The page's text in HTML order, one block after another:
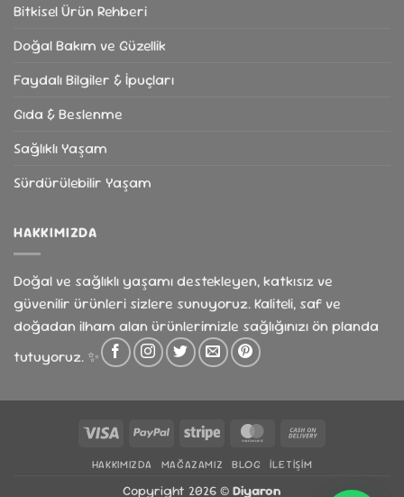
Bitkisel Ürün Rehberi
Doğal Bakım ve Güzellik
Faydalı Bilgiler & İpuçları
Gıda & Beslenme
Sağlıklı Yaşam
Sürdürülebilir Yaşam
HAKKIMIZDA
Doğal ve sağlıklı yaşamı destekleyen, katkısız ve
güvenilir ürünleri sizlere sunuyoruz. Kaliteli, saf ve
doğadan ilham alan ürünlerimizle sağlığınızı ön planda
tutuyoruz. ✨
Visa PayPal Stripe MasterCard
HAKKIMIZDA MAĞAZAMIZ BLOG İLETIŞIM
Copyright 2026 © Diyaron